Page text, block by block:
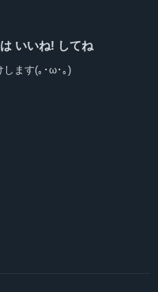
いいね! してね
します(｡･ω･｡)